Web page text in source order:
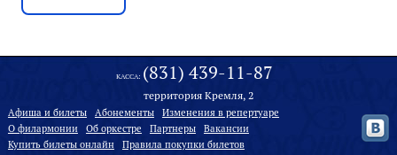
КАССА: (831) 439-11-87
территория Кремля, 2
Афиша и билеты Абонементы
Изменения в репертуаре
О филармонии
Oб оркестре Партнеры
Вакансии
Купить билеты онлайн
Правила покупки билетов